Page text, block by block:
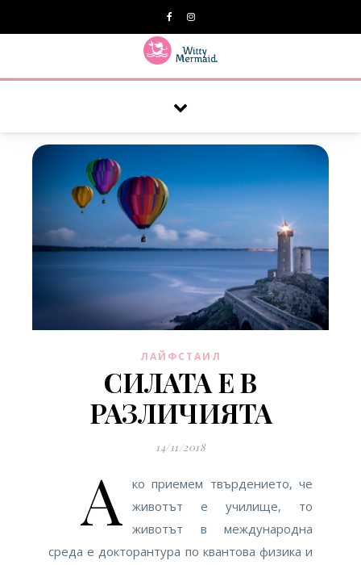
ЛАЙФСТАИЛ
СИЛАТА Е В
РАЗЛИЧИЯТА
14/11/2018
А
ко приемем твърдението, че
животът е училище, то
животът в международна
среда е докторантура по квантова физика и